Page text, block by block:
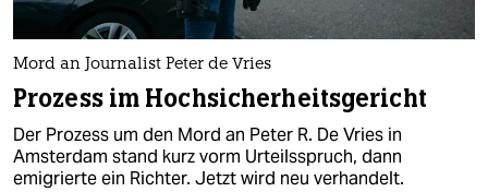
Mord an Journalist Peter de Vries
Prozess im Hochsicherheitsgericht
Der Prozess um den Mord an Peter R. De Vries in
Amsterdam stand kurz vorm Urteilsspruch, dann
emigrierte ein Richter. Jetzt wird neu verhandelt.